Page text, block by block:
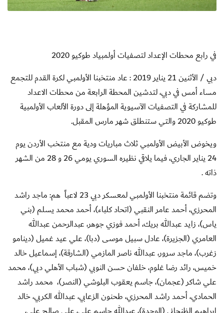
في رابع محطات الإعداد لتصفيات أولمبياد طوكيو 2020
دبي / الأثنين 21 يناير 2019 : عاد منتخبنا الأولمبي لكرة القدم للتجمع
مساء أمس في دبي، لتدشين المحطة الرابعة من محطات الاعداد
للمشاركة في التصفيات الآسيوية المؤهلة إلى دورة الألعاب الأولمبية
طوكيو 2020 والتي ستنطلق شهر مارس المقبل.
ويخوض الأبيض الأولمبي ثلاث مباريات ودية مع منتخب الأردن يوم
24 يناير الجاري، فيما يلاقي نظيره السوري يومي 26 و 28 من الشهر
ذاته .
وتضم قائمة منتخبنا الأولمبي لمعسكر دبي 23 لاعباً هم: ماجد راشد
المحرزي، أحمد عامر النقبي (اتحاد كلباء)، أحمد محمد يسلم (بني
ياس)، زايد عبدالله بريك، أحمد فوزي جوهر، عبدالرحمن عبدالله
العامري (الجزيرة)، عادل سبيل موسى (دبا)، علي عيد غميل (دينامو
زغرب)، ماجد سرور، عبدالله ناصر المازمي (الشارقة)، إسماعيل خالد
خميس، رائد رضا غلوم، خلفان حسن النوبي (شباب الأهلي دبي)، محمد
علي شاكر (عجمان)، جاسم يعقوب البلوشي (النصر)، محمد راشد
الحمادي، أحمد راشد المحرزي، طحنون الزعابي، عبدالله الكربي، خالد